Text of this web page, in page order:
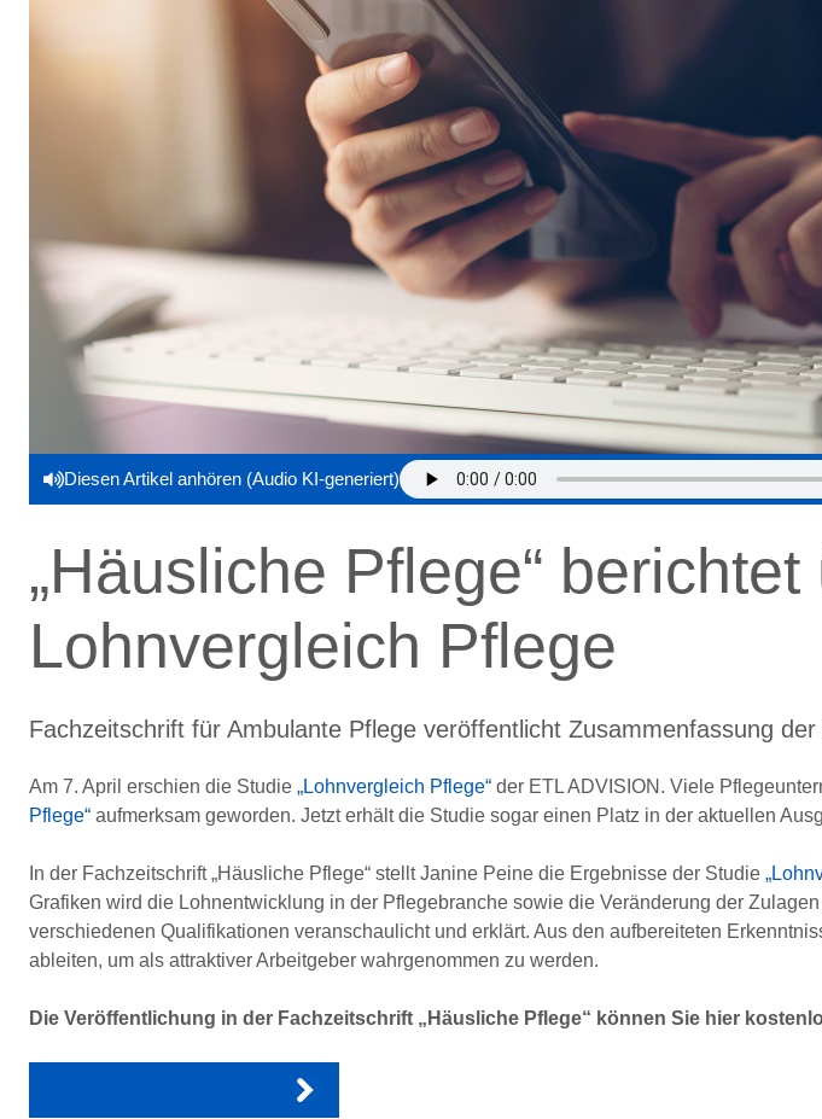
Diesen Artikel anhören (Audio KI-generiert)
„Häusliche Pflege“
Lohnvergleich Pflege
Fachzeitschrift für Ambulante Pflege veröffentlicht Zusammenfassung
Am 7. April erschien die Studie „Lohnvergleich Pflege“ der ETL ADVISION. Viele
Pflege“ aufmerksam geworden. Jetzt erhält die Studie sogar einen Platz in der aktuellen
In der Fachzeitschrift „Häusliche Pflege“ stellt Janine Peine die Ergebnisse der Studie
Grafiken wird die Lohnentwicklung in der Pflegebranche sowie die Veränderung der
verschiedenen Qualifikationen veranschaulicht und erklärt. Aus den aufbereiteten
ableiten, um als attraktiver Arbeitgeber wahrgenommen zu werden.
Die Veröffentlichung in der Fachzeitschrift „Häusliche Pflege“ können Sie hier